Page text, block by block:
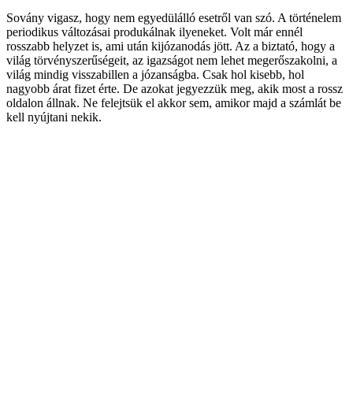
Sovány vigasz, hogy nem egyedülálló esetről van szó. A történelem
periodikus változásai produkálnak ilyeneket. Volt már ennél
rosszabb helyzet is, ami után kijózanodás jött. Az a biztató, hogy a
világ törvényszerűségeit, az igazságot nem lehet megerőszakolni, a
világ mindig visszabillen a józanságba. Csak hol kisebb, hol
nagyobb árat fizet érte. De azokat jegyezzük meg, akik most a rossz
oldalon állnak. Ne felejtsük el akkor sem, amikor majd a számlát be
kell nyújtani nekik.